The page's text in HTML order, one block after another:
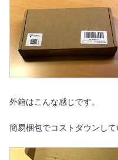
外箱はこんな感じです。
簡易梱包でコストダウンして